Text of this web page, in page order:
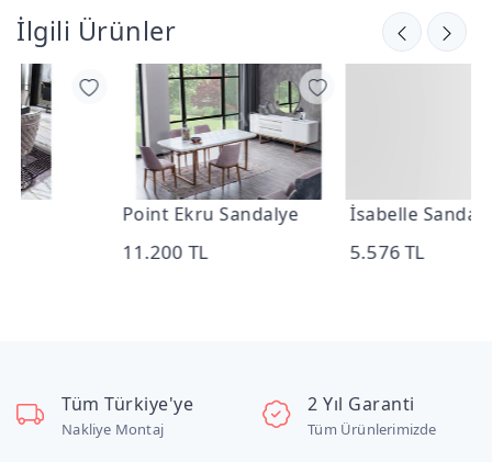
İlgili Ürünler
Point Ekru Sandalye İsabelle Sandalye
Tüm Türkiye'ye
Nakliye Montaj
2 Yıl Garanti
Tüm Ürünlerimizde